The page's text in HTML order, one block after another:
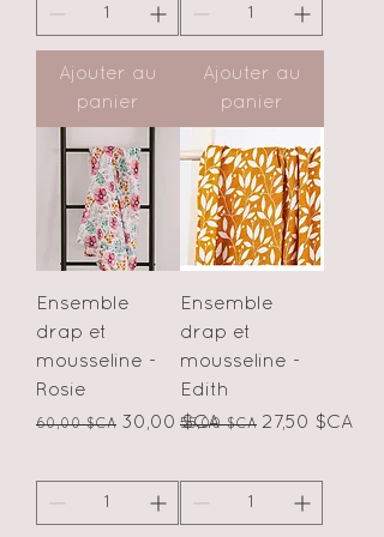
Ajouter au
panier
Ajouter au
panier
Ensemble
drap et
mousseline -
Rosie
Prix original
60,00 $CA Prix promotionnel
30,00 $CA
Ensemble
drap et
mousseline -
Edith
Prix original
55,00 $CA Prix
27,50 $CA